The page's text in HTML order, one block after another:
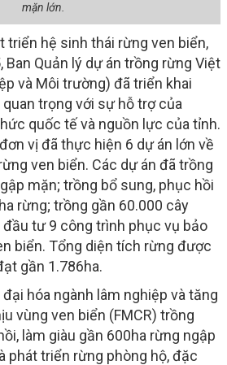
mặn lớn.
triển hệ sinh thái rừng ven biển,
Ban Quản lý dự án trồng rừng Việt
và Môi trường) đã triển khai
trọng với sự hỗ trợ của
quốc tế và nguồn lực của tỉnh.
vị đã thực hiện 6 dự án lớn về
ven biển. Các dự án đã trồng
mặn; trồng bổ sung, phục hồi
rừng; trồng gần 60.000 cây
đầu tư 9 công trình phục vụ bảo
biển. Tổng diện tích rừng được
gần 1.786ha.
hóa ngành lâm nghiệp và tăng
vùng ven biển (FMCR) trồng
làm giàu gần 600ha rừng ngập
phát triển rừng phòng hộ, đặc